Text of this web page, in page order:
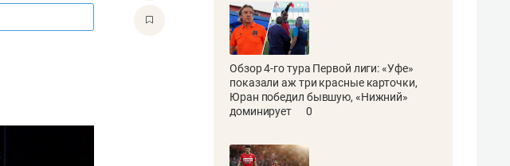
Обзор 4-го тура Первой лиги: «Уфе»
показали аж три красные карточки,
Юран победил бывшую, «Нижний»
доминирует
0